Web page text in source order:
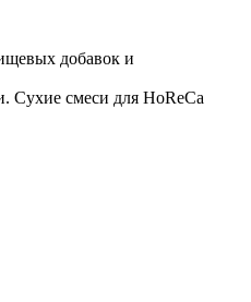
добавок и
Сухие смеси для HoReCa